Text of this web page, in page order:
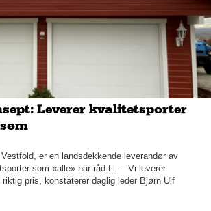
Leverer kvalitetsporter
er en landsdekkende leverandør av
som «alle» har råd til. – Vi leverer
pris, konstaterer daglig leder Bjørn Ulf